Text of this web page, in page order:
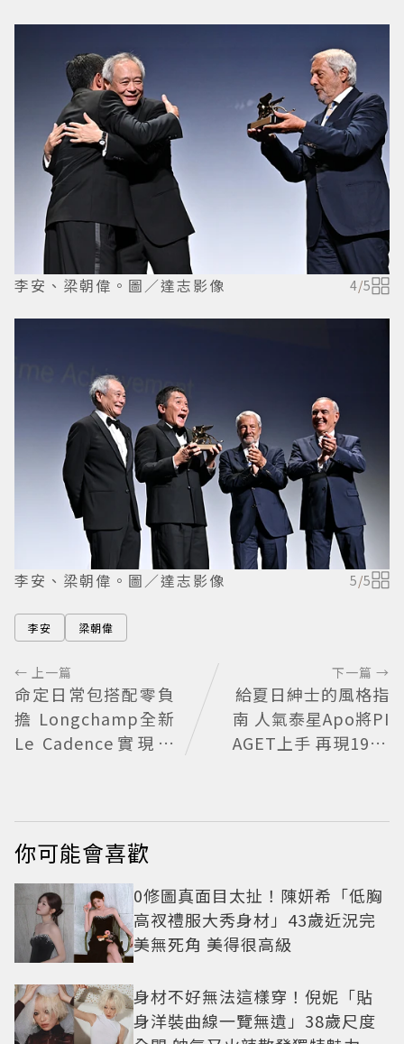
李安、梁朝偉。圖／達志影像 4/5
李安、梁朝偉。圖／達志影像 5/5
李安 梁朝偉
← 上一篇
命定日常包搭配零負
擔 Longchamp全新
Le Cadence實現不
下一篇 →
給夏日紳士的風格指
南 人氣泰星Apo將PI
AGET上手 再現1970
你可能會喜歡
0修圖真面目太扯！陳妍希「低胸
高衩禮服大秀身材」43歲近況完
美無死角 美得很高級
身材不好無法這樣穿！倪妮「貼
身洋裝曲線一覽無遺」38歲尺度